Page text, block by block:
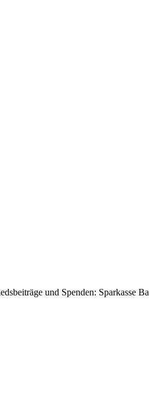
und Spenden: Sparkasse